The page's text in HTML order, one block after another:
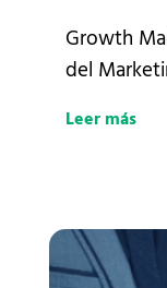
Growth
del
Leer más